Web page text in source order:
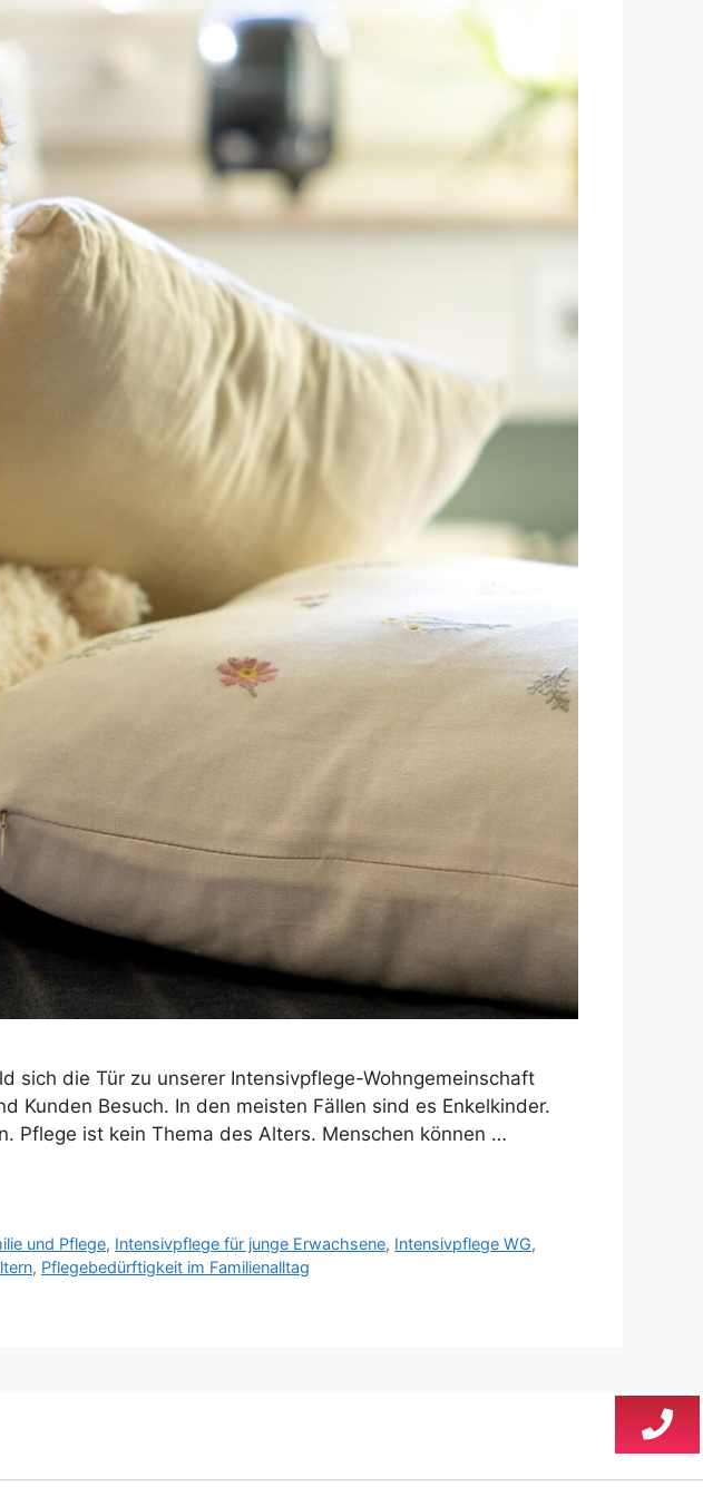
sich die Tür zu unserer Intensivpflege-Wohngemeinschaft
Kunden Besuch. In den meisten Fällen sind es Enkelkinder.
Pflege ist kein Thema des Alters. Menschen können …
und Pflege, Intensivpflege für junge Erwachsene, Intensivpflege WG,
, Pflegebedürftigkeit im Familienalltag